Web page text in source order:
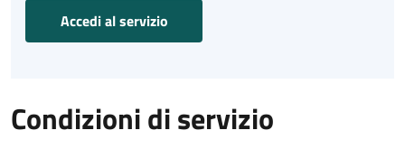
Accedi al servizio
Condizioni di servizio